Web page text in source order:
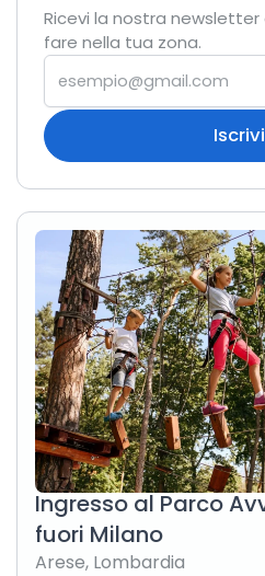
Ricevi la nostra
fare nella tua zona.
Ingresso al Parco
fuori Milano
Arese, Lombardia